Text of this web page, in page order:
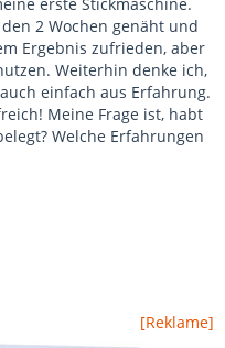
2 Wochen genäht und
Ergebnis zufrieden, aber
Weiterhin denke ich,
einfach aus Erfahrung.
Meine Frage ist, habt
Welche Erfahrungen
[Reklame]